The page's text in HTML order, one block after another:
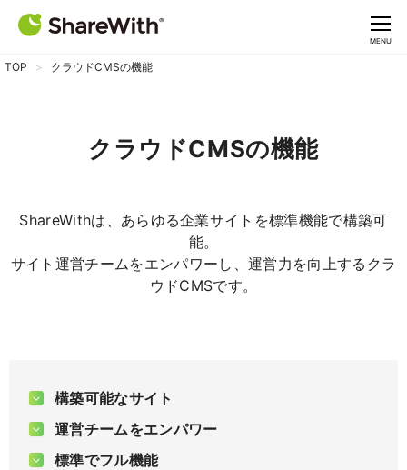
CLOSE
MENU
TOP クラウドCMSの機能
クラウドCMSの機能
ShareWithは、あらゆる企業サイトを標準機能で構築可
能。
サイト運営チームをエンパワーし、運営力を向上するクラ
ウドCMSです。
構築可能なサイト
運営チームをエンパワー
標準でフル機能